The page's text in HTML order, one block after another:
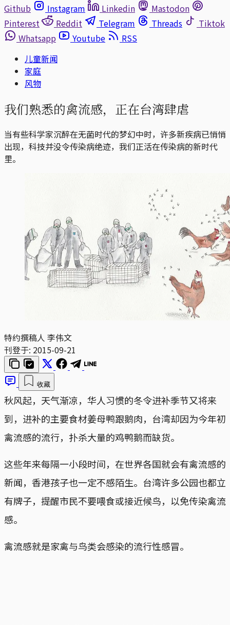
Github
Instagram Linkedin
Mastodon
Pinterest
Reddit Telegram Threads
Tiktok
Whatsapp
Youtube
RSS
儿童新闻
家庭
风物
我们熟悉的禽流感，正在台湾肆虐
当有些科学家沉醉在无菌时代的梦幻中时，许多新疾病已悄悄
出现，科技并没令传染病绝迹，我们正活在传染病的新时代
里。
特约撰稿人 李伟文
刊登于: 2015-09-21
收藏
秋风起，天气渐凉，华人习惯的冬令进补季节又将来
到，进补的主要食材姜母鸭跟鹅肉，台湾却因为今年初
禽流感的流行，扑杀大量的鸡鸭鹅而缺货。
这些年来每隔一小段时间，在世界各国就会有禽流感的
新闻，香港孩子也一定不感陌生。台湾许多公园也都立
有牌子，提醒市民不要喂食或接近候鸟，以免传染禽流
感。
禽流感就是家禽与鸟类会感染的流行性感冒。